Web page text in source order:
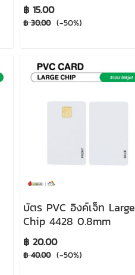
฿ 15.00
฿ 30.00 (-50%)
บัตร PVC อิงค์เจ็ท Large
Chip 4428 0.8mm
฿ 20.00
฿ 40.00 (-50%)